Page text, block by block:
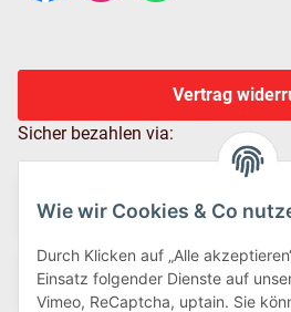
Wie wir Cookies & Co
Durch Klicken auf „Alle
Einsatz folgender Dienste auf
Vimeo, ReCaptcha, uptain. Sie
Vertrag
Sicher bezahlen via: